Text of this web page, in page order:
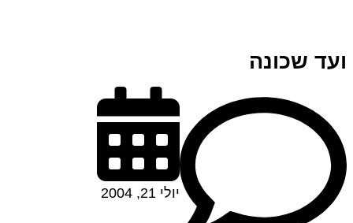
ועד שכונה
יולי 21, 2004